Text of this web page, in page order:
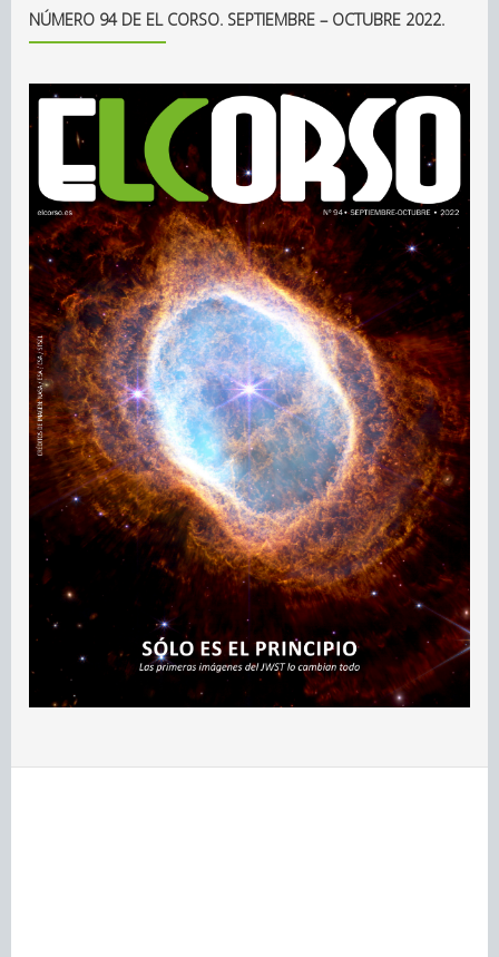
NÚMERO 94 DE EL CORSO. SEPTIEMBRE – OCTUBRE 2022.